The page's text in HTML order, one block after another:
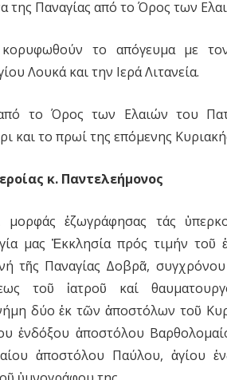
της Παναγίας από το Όρος των
το απόγευμα με
Λουκά και την Ιερά Λιτανεία.
το Όρος των Ελαιών του
και το πρωί της επόμενης
κ. Παντελεήμονος
ἐζωγράφησας τάς
μας Ἐκκλησία πρός τιμήν τοῦ
τῆς Παναγίας Δοβρᾶ,
τοῦ ἰατροῦ καί
δύο ἐκ τῶν ἀποστόλων τοῦ
ἐνδόξου ἀποστόλου
ἀποστόλου Παύλου, ἁγίου